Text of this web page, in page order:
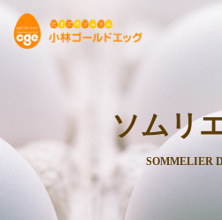
ソムリ
SOMMELIER